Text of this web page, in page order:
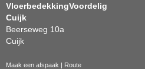
VloerbedekkingVoordelig
Cuijk
Beerseweg 10a
Cuijk
Maak een afspaak | Route